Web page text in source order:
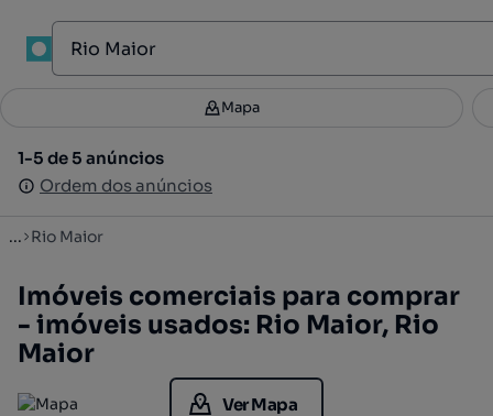
Filtros 3
1-5 de 5 anúncios
Ordem dos anúncios
Mapa
1-5 de 5 anúncios
Ordem dos anúncios
... Rio Maior
Imóveis comerciais para comprar
- imóveis usados: Rio Maior, Rio
Maior
Ver Mapa